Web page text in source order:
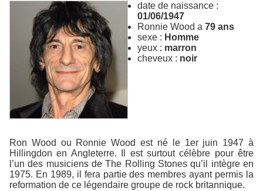
date de naissance :
01/06/1947
Ronnie Wood a 79 ans
sexe : Homme
yeux : marron
cheveux : noir
Ron Wood ou Ronnie Wood est né le 1er juin 1947 à
Hillingdon en Angleterre. Il est surtout célèbre pour être
l’un des musiciens de The Rolling Stones qu’il intègre en
1975. En 1989, il fera partie des membres ayant permis la
reformation de ce légendaire groupe de rock britannique.